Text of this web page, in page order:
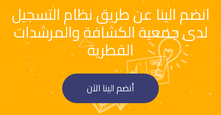
انضم الينا عن طريق نظام التسجيل
لدى جمعية الكشافة والمرشدات
القطرية
أنضم الينا الآن